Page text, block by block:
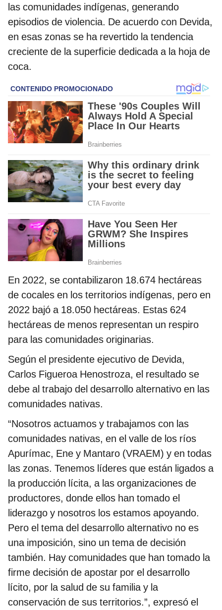
las comunidades indígenas, generando
episodios de violencia. De acuerdo con Devida,
en esas zonas se ha revertido la tendencia
creciente de la superficie dedicada a la hoja de
coca.
En 2022, se contabilizaron 18.674 hectáreas
de cocales en los territorios indígenas, pero en
2022 bajó a 18.050 hectáreas. Estas 624
hectáreas de menos representan un respiro
para las comunidades originarias.
Según el presidente ejecutivo de Devida,
Carlos Figueroa Henostroza, el resultado se
debe al trabajo del desarrollo alternativo en las
comunidades nativas.
“Nosotros actuamos y trabajamos con las
comunidades nativas, en el valle de los ríos
Apurímac, Ene y Mantaro (VRAEM) y en todas
las zonas. Tenemos líderes que están ligados a
la producción lícita, a las organizaciones de
productores, donde ellos han tomado el
liderazgo y nosotros los estamos apoyando.
Pero el tema del desarrollo alternativo no es
una imposición, sino un tema de decisión
también. Hay comunidades que han tomado la
firme decisión de apostar por el desarrollo
lícito, por la salud de su familia y la
conservación de sus territorios.”, expresó el